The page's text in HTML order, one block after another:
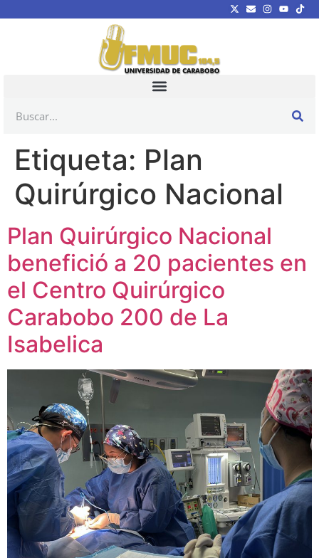
Etiqueta: Plan
Quirúrgico Nacional
Plan Quirúrgico Nacional
benefició a 20 pacientes en
el Centro Quirúrgico
Carabobo 200 de La
Isabelica